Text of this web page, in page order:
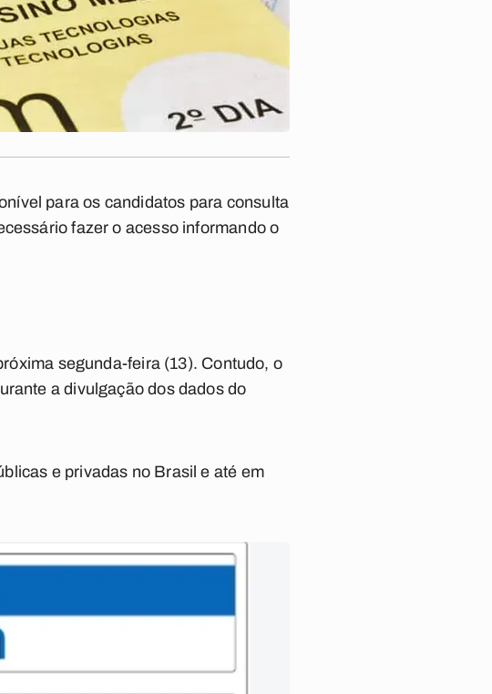
para os candidatos para consulta
fazer o acesso informando o
segunda-feira (13). Contudo, o
a divulgação dos dados do
e privadas no Brasil e até em